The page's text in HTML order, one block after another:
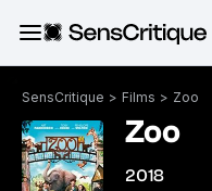
SensCritique > Films > Zoo
Zoo
2018